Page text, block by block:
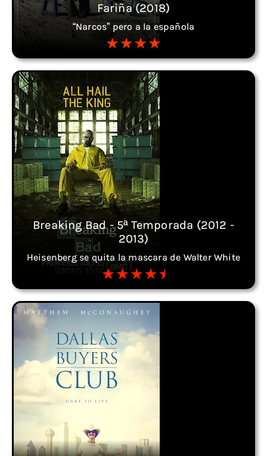
Fariña (2018)
“Narcos” pero a la española
Breaking Bad - 5ª Temporada (2012 -
2013)
Heisenberg se quita la mascara de Walter White